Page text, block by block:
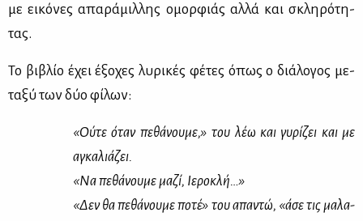
με ει­κό­νες απα­ρά­μιλ­λης ομορ­φιάς αλ­λά και σκλη­ρό­τη­
τας.
Το βι­βλίο έχει έξο­χες λυ­ρι­κές φέ­τες όπως ο διά­λο­γος με­
τα­ξύ των δύο φί­λων:
«Ού­τε όταν πε­θά­νου­με,» του λέω και γυ­ρί­ζει και με
αγκα­λιά­ζει.
«Να πε­θά­νου­με μα­ζί, Ιε­ρο­κλή…»
«Δεν θα πε­θά­νου­με πο­τέ» του απα­ντώ, «άσε τις μα­λα­